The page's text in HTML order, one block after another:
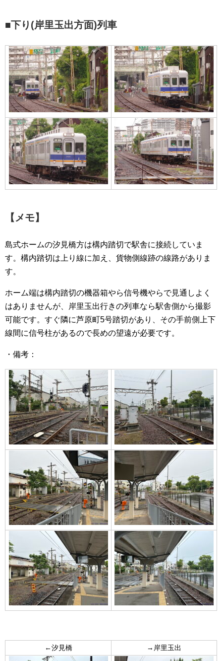
■下り(岸里玉出方面)列車
【メモ】
島式ホームの汐見橋方は構内踏切で駅舎に接続していま
す。構内踏切は上り線に加え、貨物側線跡の線路がありま
す。
ホーム端は構内踏切の機器箱やら信号機やらで見通しよく
はありませんが、岸里玉出行きの列車なら駅舎側から撮影
可能です。すぐ隣に芦原町5号踏切があり、その手前側上下
線間に信号柱があるので長めの望遠が必要です。
・備考：
←汐見橋 →岸里玉出